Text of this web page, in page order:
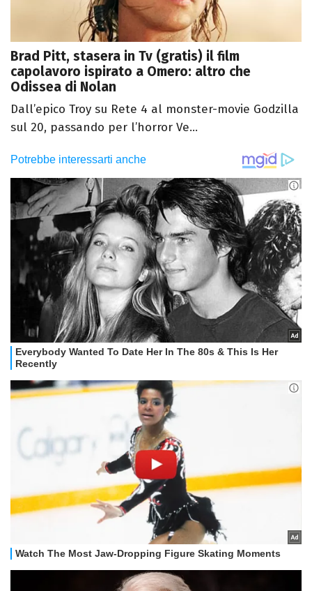
Brad Pitt, stasera in Tv (gratis) il film
capolavoro ispirato a Omero: altro che
Odissea di Nolan
Dall’epico Troy su Rete 4 al monster-movie Godzilla
sul 20, passando per l’horror Ve...